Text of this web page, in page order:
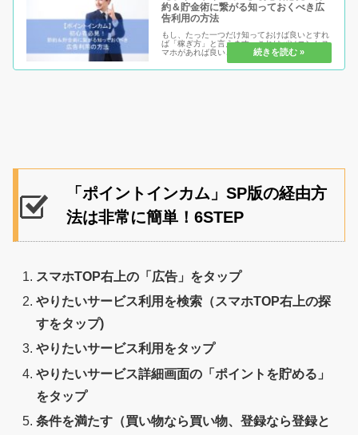
約＆貯金術に繋がる知っておくべき広
告利用の方法
もし、たった一つだけ知っておけば良いとすれ
ば「稼ぎ方」と言えます。これはパソコンかス
マホがあれば良いというとても時代にマッチし
た方法です。特にネットでお買い物などを良く
してしまう方ほど節約になり、知れば今後貯金
「ポイントインカム」SP版の経由方
法は非常に簡単！6STEP
スマホTOP右上の「広告」をタップ
やりたいサービス利用を検索（スマホTOP右上の探
すをタップ)
やりたいサービス利用をタップ
やりたいサービス詳細画面の「ポイントを貯める」
をタップ
条件を満たす（買い物なら買い物、登録なら登録と